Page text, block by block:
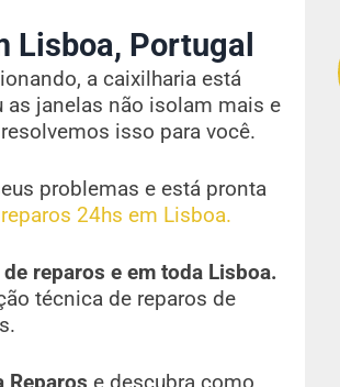
Lisboa, Portugal
a caixilharia está
as janelas não isolam mais e
isso para você.
problemas e está pronta
24hs em Lisboa.
reparos e em toda Lisboa.
técnica de reparos de